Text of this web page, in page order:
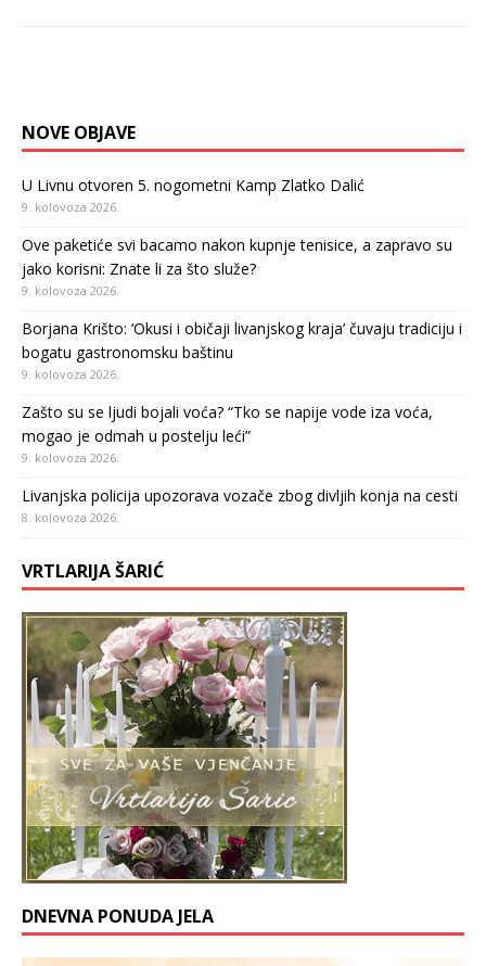
NOVE OBJAVE
U Livnu otvoren 5. nogometni Kamp Zlatko Dalić
9. kolovoza 2026.
Ove paketiće svi bacamo nakon kupnje tenisice, a zapravo su
jako korisni: Znate li za što služe?
9. kolovoza 2026.
Borjana Krišto: ‘Okusi i običaji livanjskog kraja’ čuvaju tradiciju i
bogatu gastronomsku baštinu
9. kolovoza 2026.
Zašto su se ljudi bojali voća? “Tko se napije vode iza voća,
mogao je odmah u postelju leći”
9. kolovoza 2026.
Livanjska policija upozorava vozače zbog divljih konja na cesti
8. kolovoza 2026.
VRTLARIJA ŠARIĆ
DNEVNA PONUDA JELA